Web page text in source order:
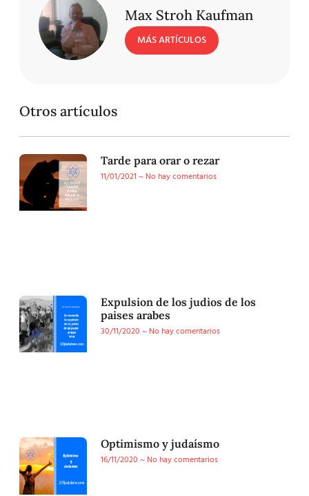
Max Stroh Kaufman
MÁS ARTÍCULOS
Otros artículos
Tarde para orar o rezar
11/01/2021
No hay comentarios
Expulsion de los judios de los
paises arabes
30/11/2020
No hay comentarios
Optimismo y judaísmo
16/11/2020
No hay comentarios